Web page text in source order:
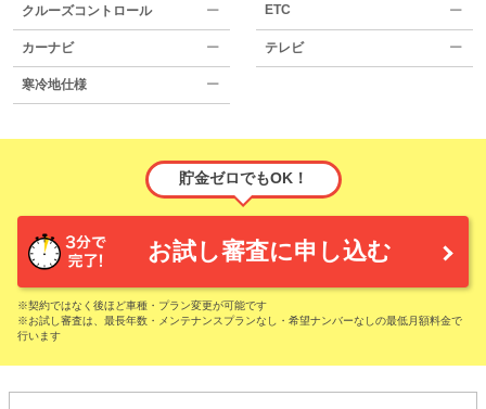
クルーズコントロール ー ETC ー
カーナビ ー テレビ ー
寒冷地仕様 ー
貯金ゼロでもOK！
お試し審査に申し込む
※契約ではなく後ほど車種・プラン変更が可能です
※お試し審査は、最長年数・メンテナンスプランなし・希望ナンバーなしの最低月額料金で
行います